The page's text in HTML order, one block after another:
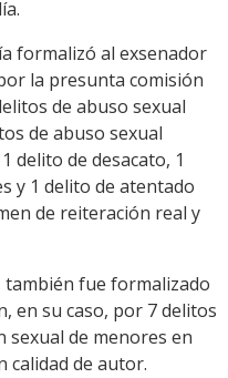
formalizó al exsenador
la presunta comisión
de abuso sexual
de abuso sexual
delito de desacato, 1
y 1 delito de atentado
de reiteración real y
también fue formalizado
en su caso, por 7 delitos
sexual de menores en
calidad de autor.